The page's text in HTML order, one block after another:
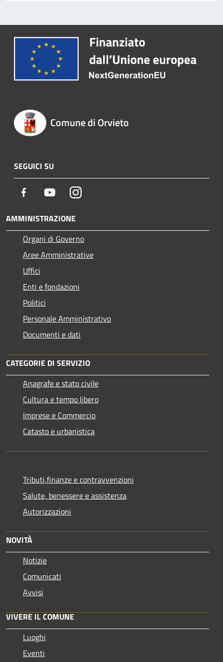
Comune di Orvieto
SEGUICI SU
Facebook YoutubeInstagram
AMMINISTRAZIONE
Organi di Governo
Aree Amministrative
Uffici
Enti e fondazioni
Politici
Personale Amministrativo
Documenti e dati
CATEGORIE DI SERVIZIO
Anagrafe e stato civile
Cultura e tempo libero
Imprese e Commercio
Catasto e urbanistica
Tributi,finanze e contravvenzioni
Salute, benessere e assistenza
Autorizzazioni
NOVITÀ
Notizie
Comunicati
Avvisi
VIVERE IL COMUNE
Luoghi
Eventi